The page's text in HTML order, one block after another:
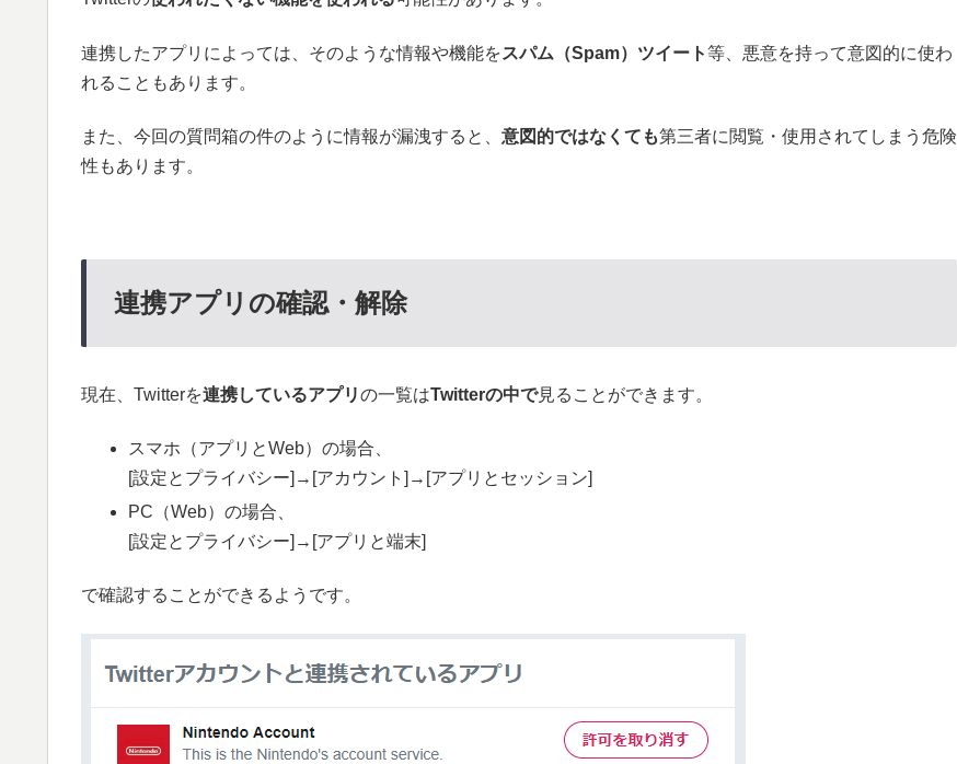
連携したアプリによっては、そのような情報や機能をスパム（Spam）ツイート等、悪意を持って意図的に使わ
れることもあります。
また、今回の質問箱の件のように情報が漏洩すると、 意図的ではなくても第三者に閲覧・使用されてしまう危険
性もあります。
連携アプリの確認・解除
現在、Twitterを連携しているアプリの一覧はTwitterの中で見ることができます。
スマホ（アプリとWeb）の場合、
[設定とプライバシー]→[アカウント]→[アプリとセッション]
PC（Web）の場合、
[設定とプライバシー]→[アプリと端末]
で確認することができるようです。